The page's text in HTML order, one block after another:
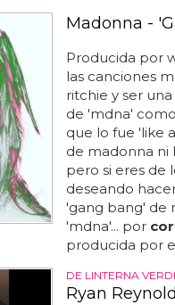
Madonna -
Producida por
las canciones
ritchie y ser
de 'mdna'
que lo fue 'like
de madonna ni
pero si eres de
deseando
'gang bang' de
'mdna'... por
producida por
DE LINTERNA
Ryan